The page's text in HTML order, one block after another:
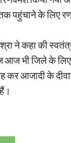
पहुंचाने के लिए
ने कहा की
आज भी जिले के
आजादी के